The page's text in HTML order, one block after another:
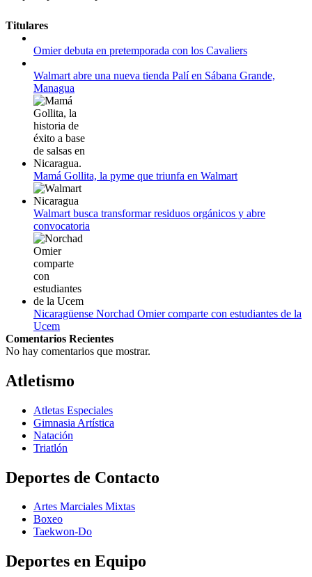
11 al 21 de agosto:
Campeonato Europeo de Natación 2022
12 de agosto:
Empieza La Liga 2022-2023
Titulares
Omier debuta en pretemporada con los Cavaliers
Walmart abre una nueva tienda Palí en Sábana Grande,
Managua
Mamá Gollita, la pyme que triunfa en Walmart
Walmart busca transformar residuos orgánicos y abre
convocatoria
Nicaragüense Norchad Omier comparte con estudiantes de la
Ucem
Comentarios Recientes
No hay comentarios que mostrar.
Atletismo
Atletas Especiales
Gimnasia Artística
Natación​
Triatlón​
Deportes de Contacto
Artes Marciales Mixtas
Boxeo
Taekwon-Do
Deportes en Equipo